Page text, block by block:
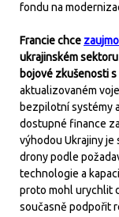
fondu na
Francie chce
ukrajinském
bojové zkušenosti
aktualizovaném
bezpilotní systémy
dostupné finance
výhodou Ukrajiny
drony podle
technologie a
proto mohl urychlit
současně podpořit